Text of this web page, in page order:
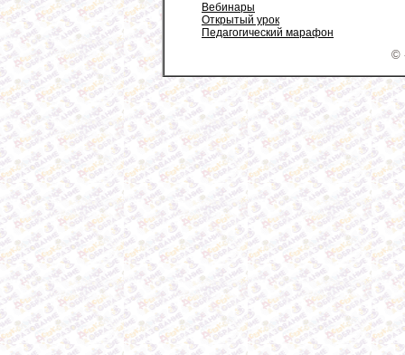
Вебинары
Открытый урок
Педагогический марафон
©